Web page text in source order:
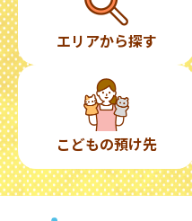
エリアから探す
こどもの預け先